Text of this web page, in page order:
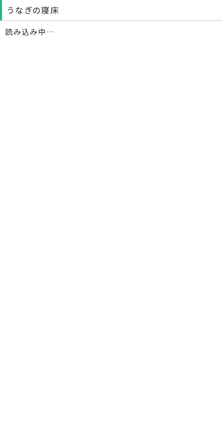
うなぎの寝床
読み込み中…